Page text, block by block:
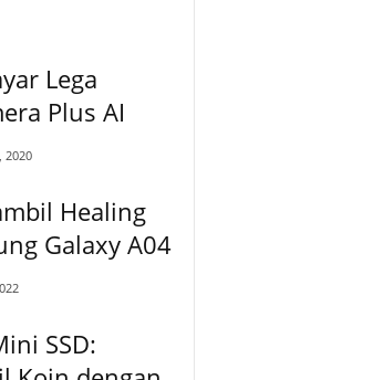
Lega
Plus AI
2020
Healing
Galaxy A04
SSD: